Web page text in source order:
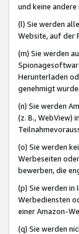
und keine
(l) Sie werden
Website, auf der
(m) Sie werden
Herunterladen
genehmigt
(n) Sie werden
(z. B., WebView)
(o) Sie werden
Werbeseiten
bewerben, die
(p) Sie werden in
Werbediensten
einer Amazon-
(q) Sie werden